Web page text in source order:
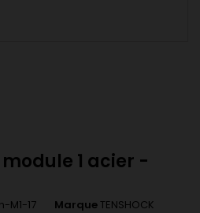
1 acier -
M1-17 MarqueTENSHOCK